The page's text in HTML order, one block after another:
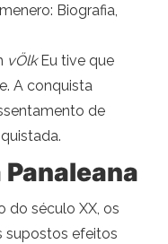
Biografia,
vÖlkEu tive que
A conquista
de
do século XX, os
supostos efeitos